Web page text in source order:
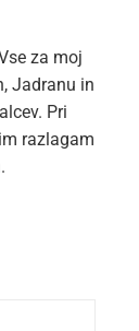
za moj
Jadranu in
Pri
razlagam